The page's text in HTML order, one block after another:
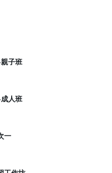
子班
人班
一